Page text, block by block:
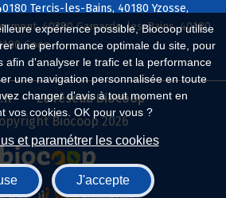
expérience possible, Biocoop utilise
une performance optimale du site, pour
afin d'analyser le trafic et la performance
une navigation personnalisée en toute
changer d'avis à tout moment en
vos cookies. OK pour vous ?
et paramétrer les cookies
J'accepte
Tercis-les-Bains, 40180 Yzosse,
40380 Gamarde-les-Bains, 40180
Goos
Le réseau Biocoop
Biocoop 2026
par